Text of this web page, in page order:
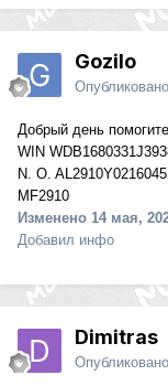
Gozilo
Опубликовано
Добрый день
WIN
N. O. AL2910Y0216045
MF2910
Изменено 14 мая,
Добавил инфо
Dimitras
Опубликовано